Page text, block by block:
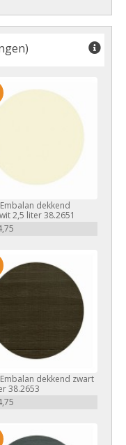
dekkend
2,5 liter 38.2651
dekkend zwart
38.2653